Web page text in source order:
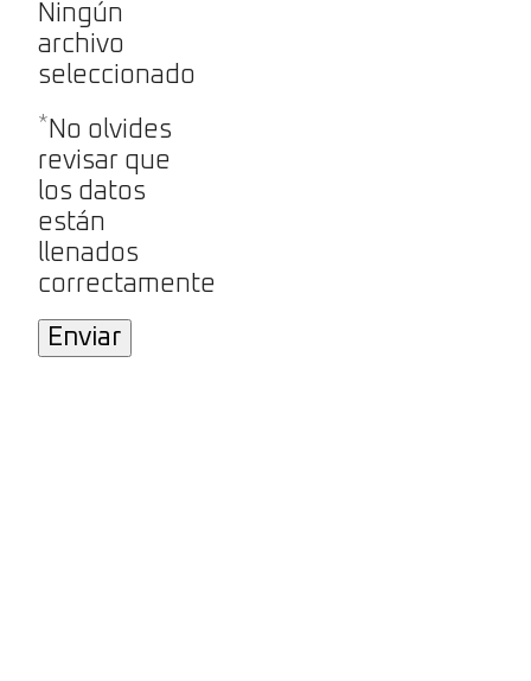
Ningún
archivo
seleccionado
* No olvides
revisar que
los datos
están
llenados
correctamente